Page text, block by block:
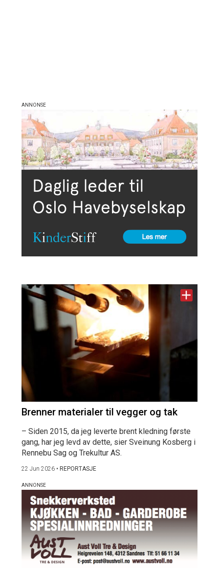
Brenner materialer til vegger og tak
– Siden 2015, da jeg leverte brent kledning første
gang, har jeg levd av dette, sier Sveinung Kosberg i
Rennebu Sag og Trekultur AS.
22 Jun 2026 • REPORTASJE